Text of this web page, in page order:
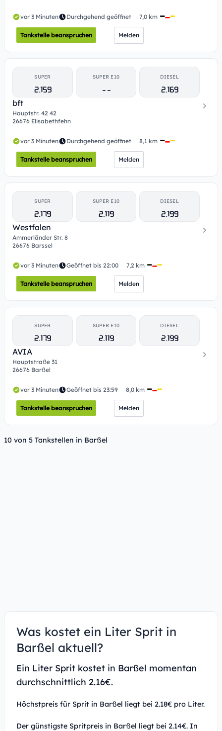
vor 3 Minuten Durchgehend geöffnet 7,0 km
Tankstelle beanspruchen Melden
SUPER
2.159
SUPER E10
- -
DIESEL
2.169
bft
Hauptstr. 42 42
26676 Elisabethfehn
vor 3 Minuten Durchgehend geöffnet 8,1 km
Tankstelle beanspruchen Melden
SUPER
2.179
SUPER E10
2.119
DIESEL
2.199
Westfalen
Ammerländer Str. 8
26676 Barssel
vor 3 Minuten Geöffnet bis 22:00 7,2 km
Tankstelle beanspruchen Melden
SUPER
2.179
SUPER E10
2.119
DIESEL
2.199
AVIA
Hauptstraße 31
26676 Barßel
vor 3 Minuten Geöffnet bis 23:59 8,0 km
Tankstelle beanspruchen Melden
10 von 5 Tankstellen in Barßel
Was kostet ein Liter Sprit in
Barßel aktuell?
Ein Liter Sprit kostet in Barßel momentan
durchschnittlich 2.16€.
Höchstpreis für Sprit in Barßel liegt bei 2.18€ pro Liter.
Der günstigste Spritpreis in Barßel liegt bei 2.14€. In